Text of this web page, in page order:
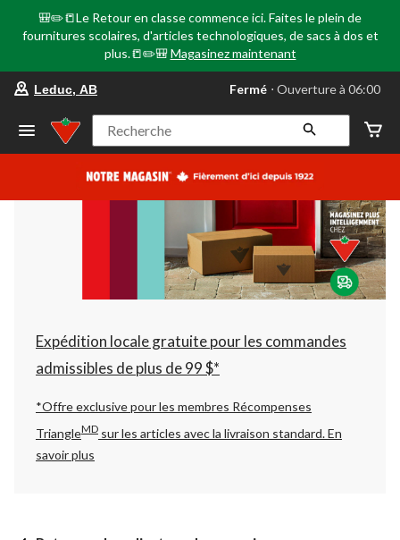
🎒✏️📒Le Retour en classe commence ici. Faites le plein de
fournitures scolaires, d'articles technologiques, de sacs à dos et
plus.📒✏️🎒 Magasinez maintenant
votre
préféré
Leduc,
AB,
courament
Ouverture
à
06:00
cliquer
pour
changer
Leduc, AB Fermé ⋅ Ouverture à 06:00
Recherche
Expédition locale gratuite pour les commandes
admissibles de plus de 99 $*
*Offre exclusive pour les membres Récompenses
TriangleMD sur les articles avec la livraison standard.En
savoir plus